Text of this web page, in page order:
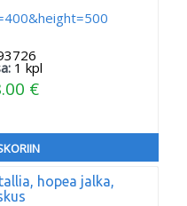
1 kpl
€
hopea jalka,